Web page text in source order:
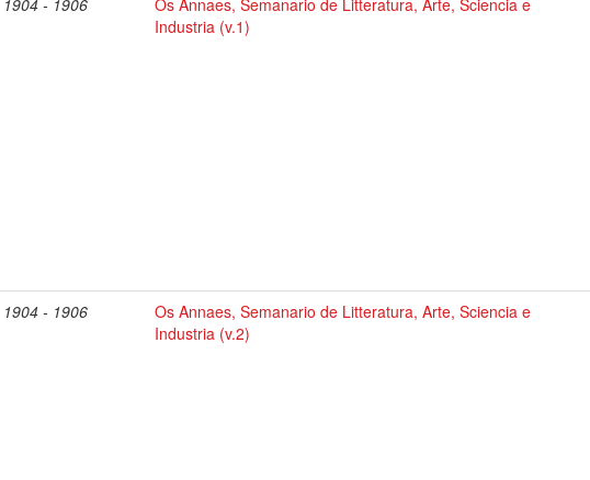
1904 - 1906
Os Annaes, Semanario de Litteratura, Arte, Sciencia e
Industria (v.1)
1904 - 1906
Os Annaes, Semanario de Litteratura, Arte, Sciencia e
Industria (v.2)